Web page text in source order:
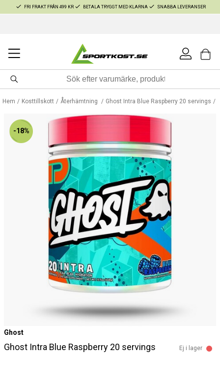
FRI FRAKT FRÅN 499 KR BETALA TRYGGT MED KLARNA SNABBA LEVERANSER
Hem Kosttillskott Återhämtning Ghost Intra Blue Raspberry 20 servings
-18%
Ghost
Ghost Intra Blue Raspberry 20 servings Ej i lager